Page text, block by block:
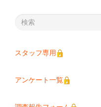
スタッフ専用
アンケート一覧